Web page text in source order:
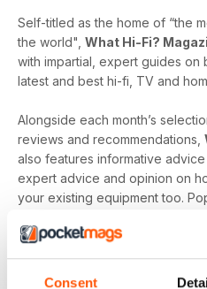
Consent
Self-titled as the home of “the
the world", What Hi-Fi?
with impartial, expert guides on
latest and best hi-fi, TV and
Alongside each month’s
reviews and recommendations,
also features informative
expert advice and opinion on
your existing equipment too.
newest tech and
theWhat Hi-Fi?team’s radar.